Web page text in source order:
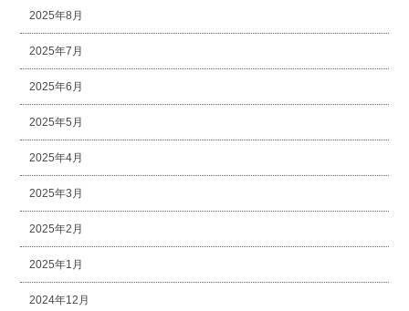
2025年8月
2025年7月
2025年6月
2025年5月
2025年4月
2025年3月
2025年2月
2025年1月
2024年12月